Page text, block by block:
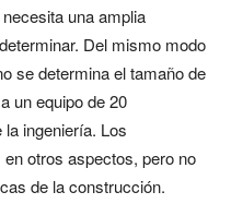
una amplia
Del mismo modo
se determina el tamaño de
un equipo de 20
ingeniería. Los
otros aspectos, pero no
de la construcción.